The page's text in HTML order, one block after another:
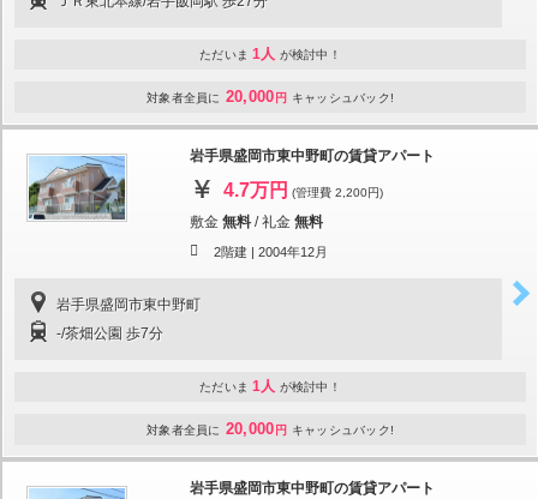
ただいま 1人 が検討中！
対象者全員に 20,000 円 キャッシュバック!
岩手県盛岡市東中野町の賃貸アパート
4.7万円 (管理費 2,200円)
敷金 無料 /礼金 無料
2階建 | 2004年12月
岩手県盛岡市東中野町
-/茶畑公園 歩7分
ただいま 1人 が検討中！
対象者全員に 20,000 円 キャッシュバック!
岩手県盛岡市東中野町の賃貸アパート